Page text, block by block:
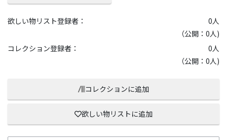
欲しい物リスト登録者： 0人
（公開：0人)
コレクション登録者：
0人
（公開：0人)
コレクションに追加
欲しい物リストに追加